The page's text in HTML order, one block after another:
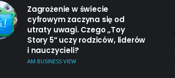
Zagrożenie w świecie
cyfrowym zaczyna się od
utraty uwagi. Czego „Toy
Story 5” uczy rodziców, liderów
i nauczycieli?
AM BUSINESS VIEW